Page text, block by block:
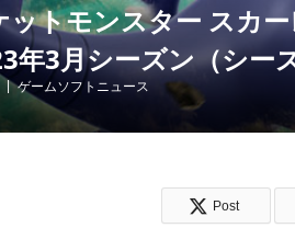
ットモンスター スカ
年3月シーズン（シー
ゲームソフトニュース
Post